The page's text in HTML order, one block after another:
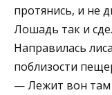
протянись, и не
Лошадь так и
Направилась
поблизости
— Лежит вон там